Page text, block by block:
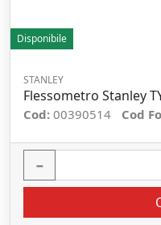
Disponibile
STANLEY
Flessometro Stanley
Cod: 00390514 Cod
−